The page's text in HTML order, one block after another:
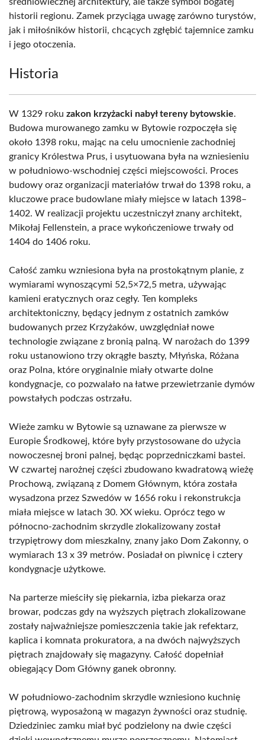
historii regionu. Zamek przyciąga uwagę zarówno turystów,
jak i miłośników historii, chcących zgłębić tajemnice zamku
i jego otoczenia.
Historia
W 1329 roku zakon krzyżacki nabył tereny bytowskie.
Budowa murowanego zamku w Bytowie rozpoczęła się
około 1398 roku, mając na celu umocnienie zachodniej
granicy Królestwa Prus, i usytuowana była na wzniesieniu
w południowo-wschodniej części miejscowości. Proces
budowy oraz organizacji materiałów trwał do 1398 roku, a
kluczowe prace budowlane miały miejsce w latach 1398–
1402. W realizacji projektu uczestniczył znany architekt,
Mikołaj Fellenstein, a prace wykończeniowe trwały od
1404 do 1406 roku.
Całość zamku wzniesiona była na prostokątnym planie, z
wymiarami wynoszącymi 52,5×72,5 metra, używając
kamieni eratycznych oraz cegły. Ten kompleks
architektoniczny, będący jednym z ostatnich zamków
budowanych przez Krzyżaków, uwzględniał nowe
technologie związane z bronią palną. W narożach do 1399
roku ustanowiono trzy okrągłe baszty, Młyńska, Różana
oraz Polna, które oryginalnie miały otwarte dolne
kondygnacje, co pozwalało na łatwe przewietrzanie dymów
powstałych podczas ostrzału.
Wieże zamku w Bytowie są uznawane za pierwsze w
Europie Środkowej, które były przystosowane do użycia
nowoczesnej broni palnej, będąc poprzedniczkami bastei.
W czwartej narożnej części zbudowano kwadratową wieżę
Prochową, związaną z Domem Głównym, która została
wysadzona przez Szwedów w 1656 roku i rekonstrukcja
miała miejsce w latach 30. XX wieku. Oprócz tego w
północno-zachodnim skrzydle zlokalizowany został
trzypiętrowy dom mieszkalny, znany jako Dom Zakonny, o
wymiarach 13 x 39 metrów. Posiadał on piwnicę i cztery
kondygnacje użytkowe.
Na parterze mieściły się piekarnia, izba piekarza oraz
browar, podczas gdy na wyższych piętrach zlokalizowane
zostały najważniejsze pomieszczenia takie jak refektarz,
kaplica i komnata prokuratora, a na dwóch najwyższych
piętrach znajdowały się magazyny. Całość dopełniał
obiegający Dom Główny ganek obronny.
W południowo-zachodnim skrzydle wzniesiono kuchnię
piętrową, wyposażoną w magazyn żywności oraz studnię.
Dziedziniec zamku miał być podzielony na dwie części